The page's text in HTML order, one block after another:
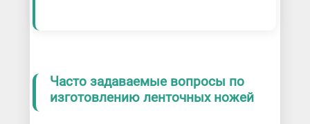
Часто задаваемые вопросы по
изготовлению ленточных ножей